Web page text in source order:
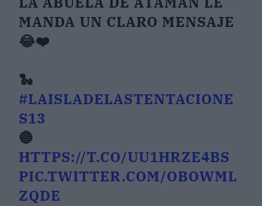
MANDA UN CLARO MENSAJE
😂❤️
🐍
#LAISLADELASTENTACIONE
S13
🔵
HTTPS://T.CO/UU1HRZE4BS
PIC.TWITTER.COM/OBOWML
ZQDE